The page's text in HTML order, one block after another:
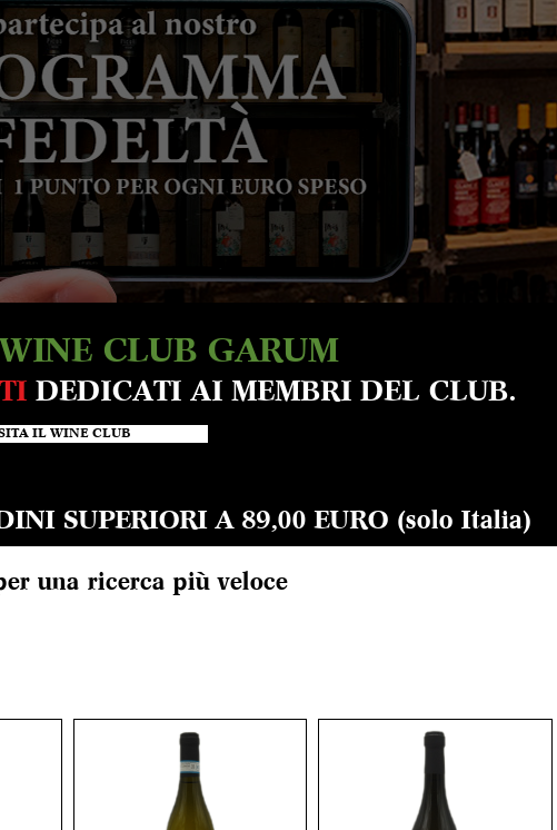
CLUB GARUM
DEDICATI AI MEMBRI DEL CLUB.
IL WINE CLUB
SUPERIORI A 89,00 EURO (solo Italia)
una ricerca più veloce